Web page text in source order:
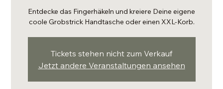
Entdecke das Fingerhäkeln und kreiere Deine eigene
coole Grobstrick Handtasche oder einen XXL-Korb.
Tickets stehen nicht zum Verkauf
Jetzt andere Veranstaltungen ansehen